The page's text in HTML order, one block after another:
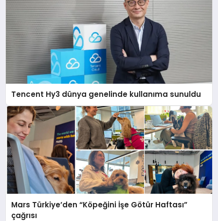
Tencent Hy3 dünya genelinde kullanıma sunuldu
Mars Türkiye’den “Köpeğini İşe Götür Haftası”
çağrısı